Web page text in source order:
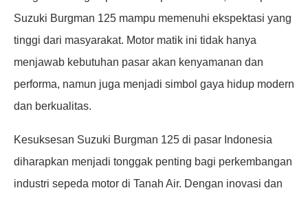
Suzuki Burgman 125 mampu memenuhi ekspektasi yang
tinggi dari masyarakat. Motor matik ini tidak hanya
menjawab kebutuhan pasar akan kenyamanan dan
performa, namun juga menjadi simbol gaya hidup modern
dan berkualitas.
Kesuksesan Suzuki Burgman 125 di pasar Indonesia
diharapkan menjadi tonggak penting bagi perkembangan
industri sepeda motor di Tanah Air. Dengan inovasi dan